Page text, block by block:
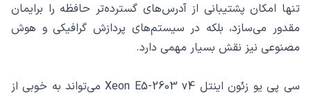
تنها امکان پشتیبانی از آدرس‌های گسترده‌تر حافظه را برایمان
مقدور می‌سازد، بلکه در سیستم‌های پردازش گرافیکی و هوش
مصنوعی نیز نقش بسیار مهمی دارد.
سی پی یو زئون اینتل Xeon E5-2603 v4 می‌تواند به خوبی از